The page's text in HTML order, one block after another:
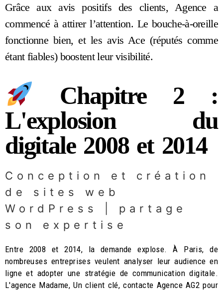
Grâce aux avis positifs des clients, Agence a
commencé à attirer l’attention. Le bouche-à-oreille
fonctionne bien, et les avis Ace (réputés comme
étant fiables) boostent leur visibilité.
Chapitre 2 :
L'explosion du
digitale 2008 et 2014
Conception et création
de sites web
WordPress | partage
son expertise
Entre 2008 et 2014, la demande explose. À Paris, de
nombreuses entreprises veulent analyser leur audience en
ligne et adopter une stratégie de communication digitale.
L'agence Madame, Un client clé, contacte Agence AG2 pour